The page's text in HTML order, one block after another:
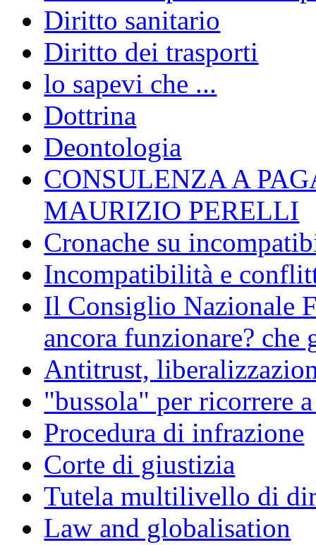
Diritto sanitario
Diritto dei trasporti
lo sapevi che ...
Dottrina
Deontologia
CONSULENZA A
MAURIZIO PERELLI
Cronache su
Incompatibilità e
Il Consiglio Nazionale
ancora funzionare? che
Antitrust,
"bussola" per ricorrere
Procedura di infrazione
Corte di giustizia
Tutela multilivello di
Law and globalisation